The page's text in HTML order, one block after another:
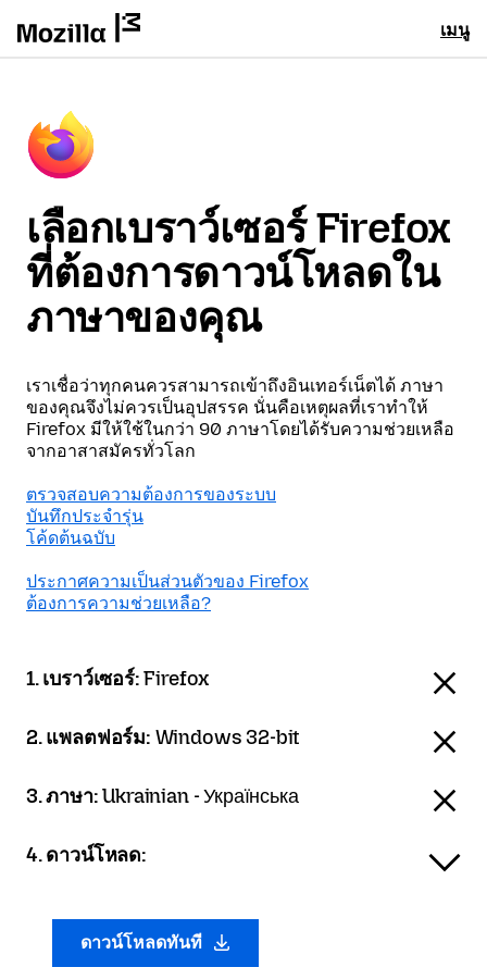
เมนู
เลือกเบราว์เซอร์ Firefox
ที่ต้องการดาวน์โหลดใน
ภาษาของคุณ
เราเชื่อว่าทุกคนควรสามารถเข้าถึงอินเทอร์เน็ตได้ ภาษา
ของคุณจึงไม่ควรเป็นอุปสรรค นั่นคือเหตุผลที่เราทำให้
Firefox มีให้ใช้ในกว่า 90 ภาษาโดยได้รับความช่วยเหลือ
จากอาสาสมัครทั่วโลก
ตรวจสอบความต้องการของระบบ
บันทึกประจำรุ่น
โค้ดต้นฉบับ
ประกาศความเป็นส่วนตัวของ Firefox
ต้องการความช่วยเหลือ?
1. เบราว์เซอร์:Firefox
2. แพลตฟอร์ม: Windows 32-bit
3. ภาษา:Ukrainian - Українська
4. ดาวน์โหลด:
ดาวน์โหลดทันที